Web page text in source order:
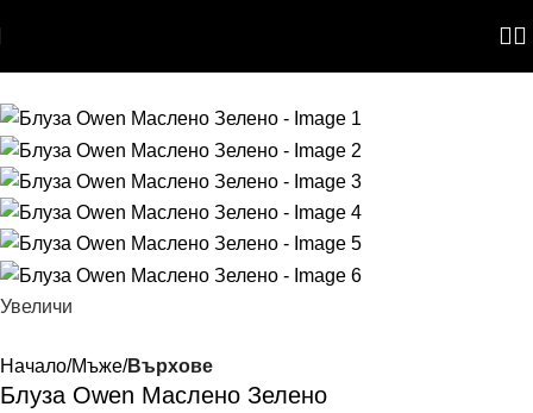
Skip to navigation
Увеличи
Начало Мъже Върхове
Блуза Owen Маслено Зелено